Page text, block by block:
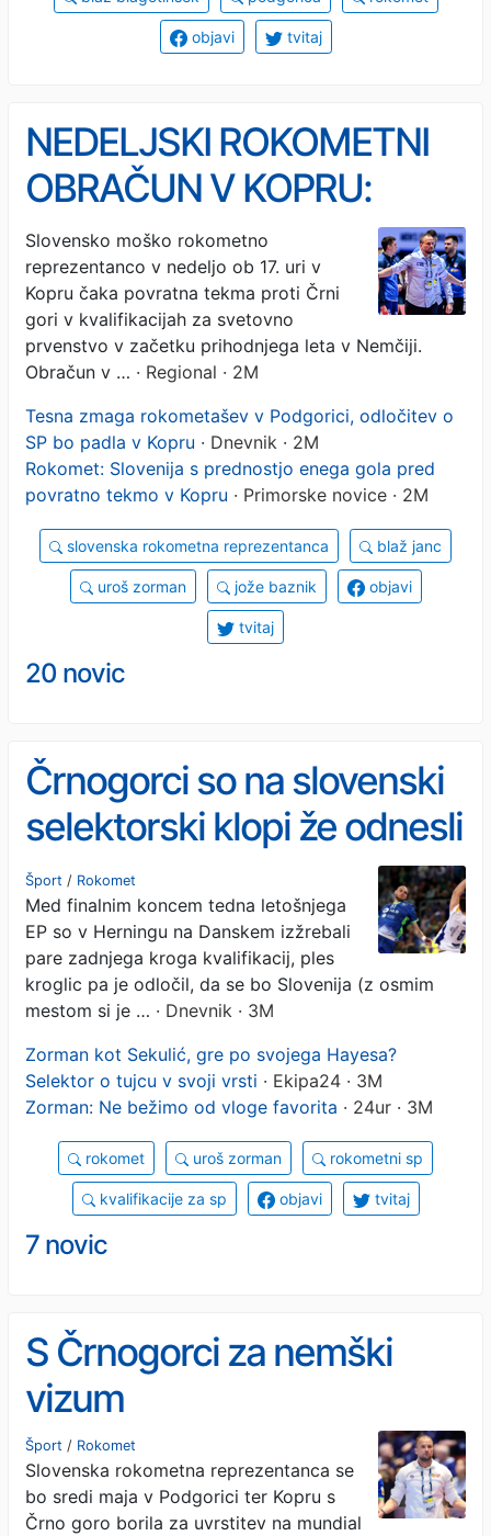
objavi tvitaj
NEDELJSKI ROKOMETNI
OBRAČUN V KOPRU:
"Tekma za biti ali ne biti"
Slovensko moško rokometno
reprezentanco v nedeljo ob 17. uri v
Kopru čaka povratna tekma proti Črni
gori v kvalifikacijah za svetovno
prvenstvo v začetku prihodnjega leta v Nemčiji.
Obračun v … · Regional · 2M
Tesna zmaga rokometašev v Podgorici, odločitev o
SP bo padla v Kopru · Dnevnik · 2M
Rokomet: Slovenija s prednostjo enega gola pred
povratno tekmo v Kopru · Primorske novice · 2M
slovenska rokometna reprezentanca blaž janc
uroš zorman jože baznik objavi
tvitaj
20 novic
Črnogorci so na slovenski
selektorski klopi že odnesli
Ljubomirja Vranješa
Šport / Rokomet
Med finalnim koncem tedna letošnjega
EP so v Herningu na Danskem izžrebali
pare zadnjega kroga kvalifikacij, ples
kroglic pa je odločil, da se bo Slovenija (z osmim
mestom si je … · Dnevnik · 3M
Zorman kot Sekulić, gre po svojega Hayesa?
Selektor o tujcu v svoji vrsti · Ekipa24 · 3M
Zorman: Ne bežimo od vloge favorita · 24ur · 3M
rokomet uroš zorman rokometni sp
kvalifikacije za sp objavi tvitaj
7 novic
S Črnogorci za nemški
vizum
Šport / Rokomet
Slovenska rokometna reprezentanca se
bo sredi maja v Podgorici ter Kopru s
Črno goro borila za uvrstitev na mundial